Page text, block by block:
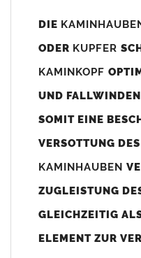
800mm x 740-800mm
angefertigt werden (bitte
(siehe Bild/Zeichnung
nicht passen dann bitte
bis 500mm
80mm
DIE
ODER KUPFER
KAMINKOPF
UND
SOMIT EINE
VERSOTTUNG
KAMINHAUBEN
ZUGLEISTUNG
GLEICHZEITIG
ELEMENT ZUR